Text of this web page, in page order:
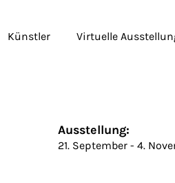
Künstler Virtuelle
Ausstellung:
21. September - 4.